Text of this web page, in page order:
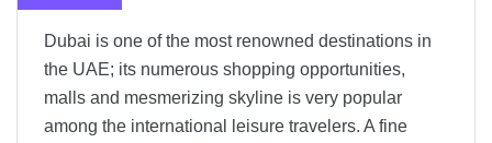
Dubai is one of the most renowned destinations in
the UAE; its numerous shopping opportunities,
malls and mesmerizing skyline is very popular
among the international leisure travelers. A fine